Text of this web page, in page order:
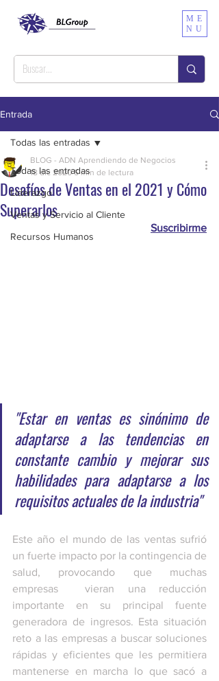
ME
NU
Entrada
Todas las entradas
Liderazgo
Ventas y Servicio al Cliente
Recursos Humanos
Todas las entradas
Desafíos de Ventas en el 2021 y Cómo
Superarlos
BLOG - ADN Aprendiendo de Negocios
18 dic 2020 5 min de lectura
Suscribirme
"Estar en ventas es sinónimo de
adaptarse a las tendencias en
constante cambio y mejorar sus
habilidades para adaptarse a los
requisitos actuales de la industria"
Este año el mundo de las ventas sufrió
un fuerte impacto por la contingencia de
salud, provocando que muchas
empresas  vieran una reducción
importante en su principal fuente
generadora de ingresos. Esta situación
reto a las empresas a buscar soluciones
rápidas y eficientes que les permitiera
mantenerse en marcha lo que sacó a